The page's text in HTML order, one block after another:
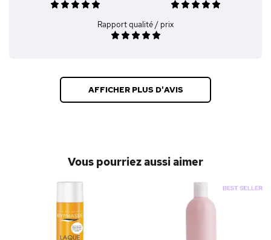
Rapport qualité / prix
AFFICHER PLUS D'AVIS
Vous pourriez aussi aimer